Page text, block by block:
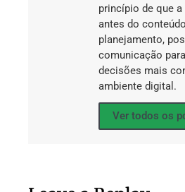
princípio de que
antes do
planejamento,
comunicação
decisões mais
ambiente digital.
Ver todos os